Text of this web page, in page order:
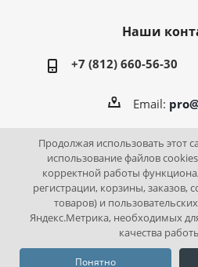
Наши
+7 (812) 660-56-30
Email:
2026 © ПО
Продолжая использовать этот
использование файлов
корректной работы
регистрации, корзины, заказов,
товаров) и
Яндекс.Метрика, необходимых
качества
Понятно